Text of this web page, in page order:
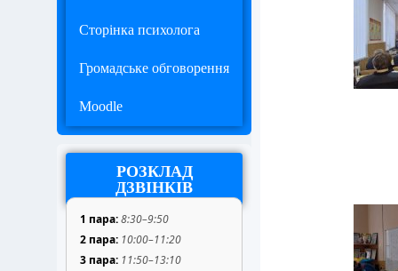
Сторінка психолога
Громадське обговорення
Moodle
РОЗКЛАД
ДЗВІНКІВ
1 пара:8:30–9:50
2 пара: 10:00–11:20
3 пара: 11:50–13:10